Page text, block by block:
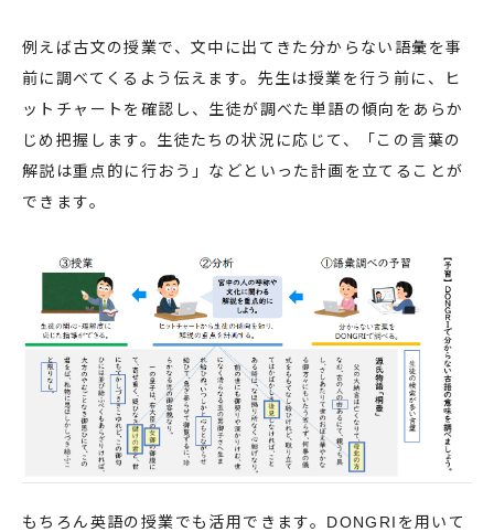
例えば古文の授業で、文中に出てきた分からない語彙を事
前に調べてくるよう伝えます。先生は授業を行う前に、ヒ
ットチャートを確認し、生徒が調べた単語の傾向をあらか
じめ把握します。生徒たちの状況に応じて、「この言葉の
解説は重点的に行おう」などといった計画を立てることが
できます。
もちろん英語の授業でも活用できます。DONGRIを用いて